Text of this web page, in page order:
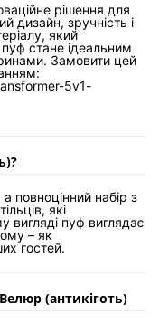
рішення для
дизайн, зручність і
який
стане ідеальним
Замовити цей
5v1-
повноцінний набір з
які
вигляді пуф виглядає
– як
гостей.
(антикіготь)